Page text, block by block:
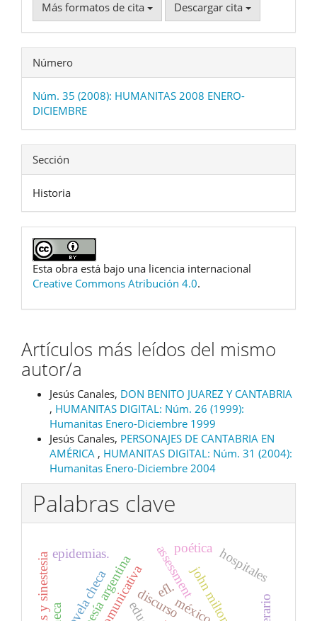
Más formatos de cita Descargar cita
Número
Núm. 35 (2008): HUMANITAS 2008 ENERO-
DICIEMBRE
Sección
Historia
Esta obra está bajo una licencia internacional
Creative Commons Atribución 4.0.
Artículos más leídos del mismo
autor/a
Jesús Canales, DON BENITO JUAREZ Y CANTABRIA
, HUMANITAS DIGITAL: Núm. 26 (1999):
Humanitas Enero-Diciembre 1999
Jesús Canales, PERSONAJES DE CANTABRIA EN
AMÉRICA , HUMANITAS DIGITAL: Núm. 31 (2004):
Humanitas Enero-Diciembre 2004
Palabras clave
discurso john milton
poesía argentina méxico
novela checa assessment
efl.
hospitales
epidemias. poética